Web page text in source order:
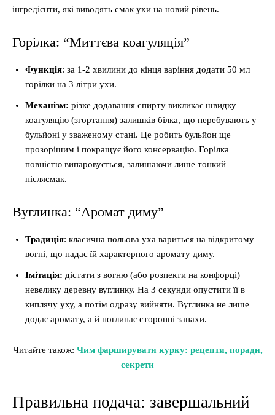
інгредієнти, які виводять смак ухи на новий рівень.
Горілка: “Миттєва коагуляція”
Функція: за 1-2 хвилини до кінця варіння додати 50 мл
горілки на 3 літри ухи.
Механізм: різке додавання спирту викликає швидку
коагуляцію (згортання) залишків білка, що перебувають у
бульйоні у зваженому стані. Це робить бульйон ще
прозорішим і покращує його консервацію. Горілка
повністю випаровується, залишаючи лише тонкий
післясмак.
Вуглинка: “Аромат диму”
Традиція: класична польова уха вариться на відкритому
вогні, що надає їй характерного аромату диму.
Імітація: дістати з вогню (або розпекти на конфорці)
невелику деревну вуглинку. На 3 секунди опустити її в
киплячу уху, а потім одразу вийняти. Вуглинка не лише
додає аромату, а й поглинає сторонні запахи.
Читайте також: Чим фарширувати курку: рецепти, поради,
секрети
Правильна подача: завершальний